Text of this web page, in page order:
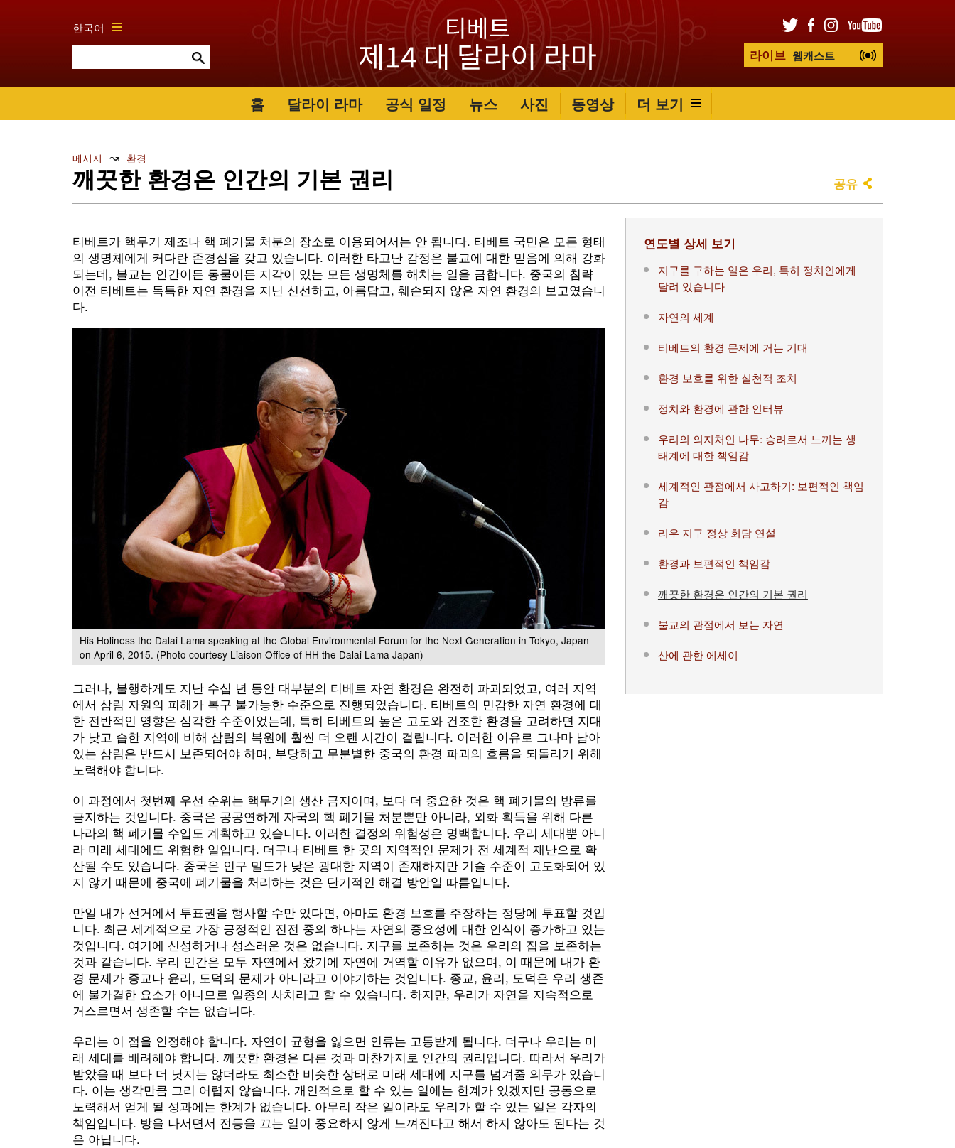
한국어
라이브 웹캐스트
홈 달라이 라마 공식 일정 뉴스 사진 동영상 더 보기
메시지 ↝ 환경
깨끗한 환경은 인간의 기본 권리 공유
티베트가 핵무기 제조나 핵 폐기물 처분의 장소로 이용되어서는 안 됩니다. 티베트 국민은 모든 형태
의 생명체에게 커다란 존경심을 갖고 있습니다. 이러한 타고난 감정은 불교에 대한 믿음에 의해 강화
되는데, 불교는 인간이든 동물이든 지각이 있는 모든 생명체를 해치는 일을 금합니다. 중국의 침략
이전 티베트는 독특한 자연 환경을 지닌 신선하고, 아름답고, 훼손되지 않은 자연 환경의 보고였습니
다.
His Holiness the Dalai Lama speaking at the Global Environmental Forum for the Next Generation in Tokyo, Japan
on April 6, 2015. (Photo courtesy Liaison Office of HH the Dalai Lama Japan)
그러나, 불행하게도 지난 수십 년 동안 대부분의 티베트 자연 환경은 완전히 파괴되었고, 여러 지역
에서 삼림 자원의 피해가 복구 불가능한 수준으로 진행되었습니다. 티베트의 민감한 자연 환경에 대
한 전반적인 영향은 심각한 수준이었는데, 특히 티베트의 높은 고도와 건조한 환경을 고려하면 지대
가 낮고 습한 지역에 비해 삼림의 복원에 훨씬 더 오랜 시간이 걸립니다. 이러한 이유로 그나마 남아
있는 삼림은 반드시 보존되어야 하며, 부당하고 무분별한 중국의 환경 파괴의 흐름을 되돌리기 위해
노력해야 합니다.
이 과정에서 첫번째 우선 순위는 핵무기의 생산 금지이며, 보다 더 중요한 것은 핵 폐기물의 방류를
금지하는 것입니다. 중국은 공공연하게 자국의 핵 폐기물 처분뿐만 아니라, 외화 획득을 위해 다른
나라의 핵 폐기물 수입도 계획하고 있습니다. 이러한 결정의 위험성은 명백합니다. 우리 세대뿐 아니
라 미래 세대에도 위험한 일입니다. 더구나 티베트 한 곳의 지역적인 문제가 전 세계적 재난으로 확
산될 수도 있습니다. 중국은 인구 밀도가 낮은 광대한 지역이 존재하지만 기술 수준이 고도화되어 있
지 않기 때문에 중국에 폐기물을 처리하는 것은 단기적인 해결 방안일 따름입니다.
만일 내가 선거에서 투표권을 행사할 수만 있다면, 아마도 환경 보호를 주장하는 정당에 투표할 것입
니다. 최근 세계적으로 가장 긍정적인 진전 중의 하나는 자연의 중요성에 대한 인식이 증가하고 있는
것입니다. 여기에 신성하거나 성스러운 것은 없습니다. 지구를 보존하는 것은 우리의 집을 보존하는
것과 같습니다. 우리 인간은 모두 자연에서 왔기에 자연에 거역할 이유가 없으며, 이 때문에 내가 환
경 문제가 종교나 윤리, 도덕의 문제가 아니라고 이야기하는 것입니다. 종교, 윤리, 도덕은 우리 생존
에 불가결한 요소가 아니므로 일종의 사치라고 할 수 있습니다. 하지만, 우리가 자연을 지속적으로
거스르면서 생존할 수는 없습니다.
우리는 이 점을 인정해야 합니다. 자연이 균형을 잃으면 인류는 고통받게 됩니다. 더구나 우리는 미
래 세대를 배려해야 합니다. 깨끗한 환경은 다른 것과 마찬가지로 인간의 권리입니다. 따라서 우리가
받았을 때 보다 더 낫지는 않더라도 최소한 비슷한 상태로 미래 세대에 지구를 넘겨줄 의무가 있습니
다. 이는 생각만큼 그리 어렵지 않습니다. 개인적으로 할 수 있는 일에는 한계가 있겠지만 공동으로
노력해서 얻게 될 성과에는 한계가 없습니다. 아무리 작은 일이라도 우리가 할 수 있는 일은 각자의
책임입니다. 방을 나서면서 전등을 끄는 일이 중요하지 않게 느껴진다고 해서 하지 않아도 된다는 것
은 아닙니다.
연도별 상세 보기
지구를 구하는 일은 우리, 특히 정치인에게
달려 있습니다
자연의 세계
티베트의 환경 문제에 거는 기대
환경 보호를 위한 실천적 조치
정치와 환경에 관한 인터뷰
우리의 의지처인 나무: 승려로서 느끼는 생
태계에 대한 책임감
세계적인 관점에서 사고하기: 보편적인 책임
감
리우 지구 정상 회담 연설
환경과 보편적인 책임감
깨끗한 환경은 인간의 기본 권리
불교의 관점에서 보는 자연
산에 관한 에세이